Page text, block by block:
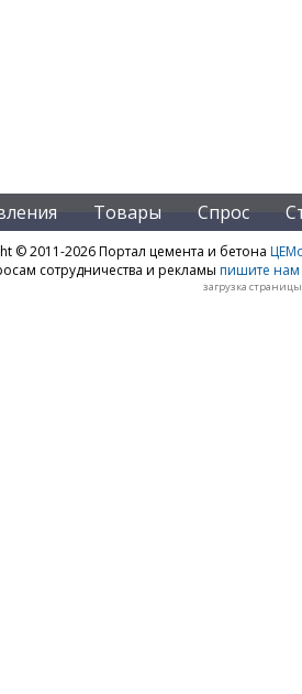
Товары Спрос
© 2011-2026 Портал цемента и бетона
сотрудничества и рекламы пишите нам
загрузка